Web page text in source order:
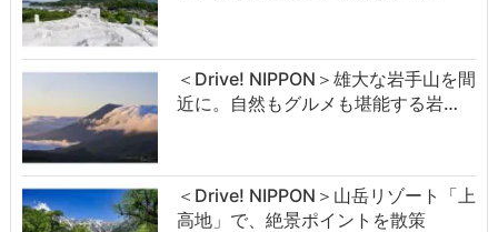
＜Drive! NIPPON＞雄大な岩手山を間
近に。自然もグルメも堪能する岩…
＜Drive! NIPPON＞山岳リゾート「上
高地」で、絶景ポイントを散策